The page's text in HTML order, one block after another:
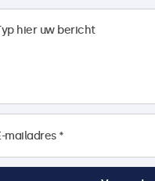
Werken bij
Algemene